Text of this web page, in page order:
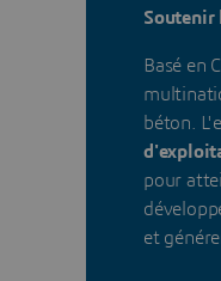
Soutenir
Basé en
béton.
pour
et